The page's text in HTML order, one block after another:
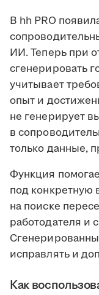
В hh PRO
ИИ. Теперь при
сгенерировать
учитывает
опыт и
не генерирует
в
только данные,
Функция
под конкретную
на поиске
работодателя и
исправлять и
Как